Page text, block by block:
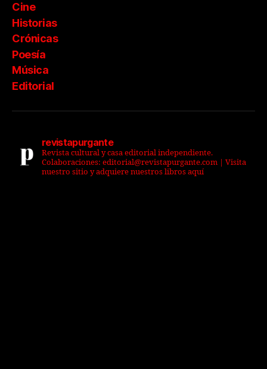
Cine
Historias
Crónicas
Poesía
Música
Editorial
revistapurgante
Revista cultural y casa editorial independiente.
Colaboraciones: editorial@revistapurgante.com | Visita
nuestro sitio y adquiere nuestros libros aquí